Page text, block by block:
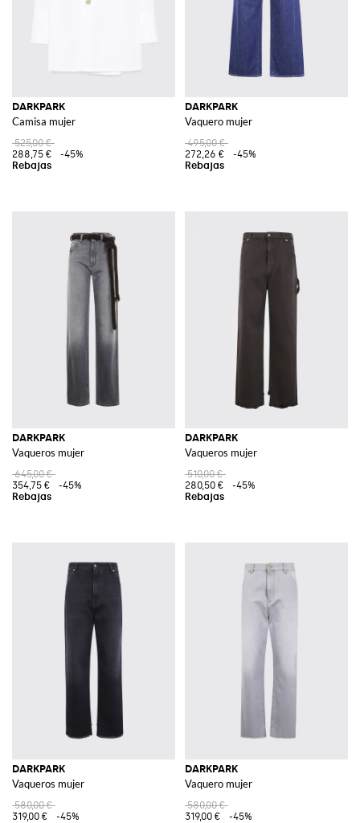
DARKPARK
Camisa mujer
525,00 €
288,75 €
-45%
DARKPARK
Vaquero mujer
495,00 €
272,26 €
-45%
DARKPARK
Vaqueros mujer
645,00 €
354,75 €
-45%
DARKPARK
Vaqueros mujer
510,00 €
280,50 €
-45%
DARKPARK
Vaqueros mujer
580,00 €
319,00 €
-45%
DARKPARK
Vaquero mujer
580,00 €
319,00 €
-45%